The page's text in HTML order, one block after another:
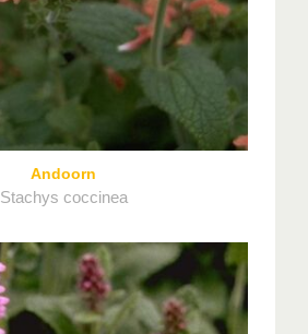
Andoorn
Stachys coccinea